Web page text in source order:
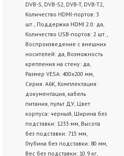
DVB-S, DVB-S2, DVB-T, DVB-T2,
Количество HDMI-портов: 3
шт., Поддержка HDMI 2.0: да,
Количество USB-портов: 2 шт.,
Воспроизведение с внешних
носителей: да, Возможность
крепления на стену: да,
Размер VESA: 400x200 мм,
Серия: A6K, Комплектация:
документация, кабель
питания, пульт ДУ, Цвет
корпуса: черный, Ширина без
подставки: 1233 мм, Высота
без подставки: 715 мм,
Глубина без подставки: 80 мм,
Вес без подставки: 10.9 кг,